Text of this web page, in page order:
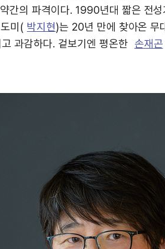
간의 파격이다. 1990년대 짧은 전
미( 박지현)는 20년 만에 찾아온 무
과감하다. 겉보기엔 평온한 손재곤